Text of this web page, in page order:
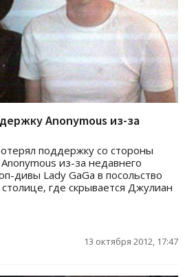
Anonymous из-за
поддержку со стороны
из-за недавнего
дивы Lady GaGa в посольство
где скрывается Джулиан
13 октября 2012, 17:47